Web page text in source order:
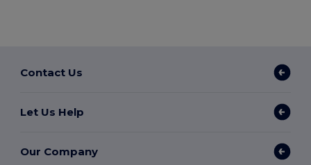
Contact Us
Let Us Help
Our Company